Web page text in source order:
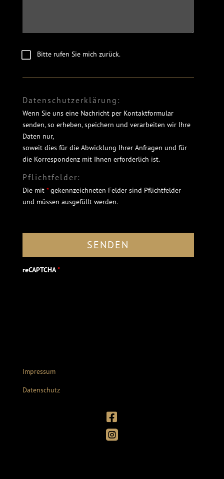
RueckrufBitte rufen Sie mich zurück.
Datenschutzerklärung:
Wenn Sie uns eine Nachricht per Kontaktformular
senden, so erheben, speichern und verarbeiten wir Ihre
Daten nur,
soweit dies für die Abwicklung Ihrer Anfragen und für
die Korrespondenz mit Ihnen erforderlich ist.
Pflichtfelder:
Die mit *gekennzeichneten Felder sind Pflichtfelder
und müssen ausgefüllt werden.
reCAPTCHA*
Impressum
Datenschutz

